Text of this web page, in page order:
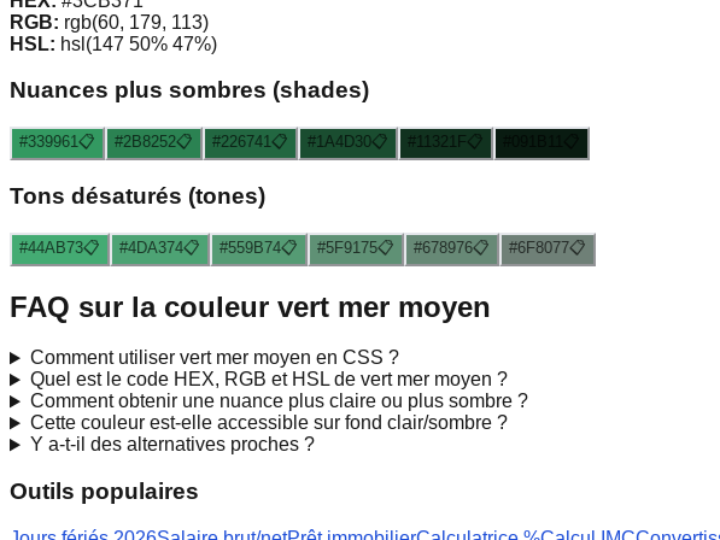
RGB: rgb(60, 179, 113)
HSL: hsl(147 50% 47%)
Nuances plus sombres (shades)
#339961📋 #2B8252📋 #226741📋 #1A4D30📋 #11321F📋
Tons désaturés (tones)
#44AB73📋 #4DA374📋 #559B74📋 #5F9175📋 #678976📋 #6F8077📋
FAQ sur la couleur vert mer moyen
Comment utiliser vert mer moyen en CSS ?
Quel est le code HEX, RGB et HSL de vert mer moyen ?
Comment obtenir une nuance plus claire ou plus sombre ?
Cette couleur est-elle accessible sur fond clair/sombre ?
Y a-t-il des alternatives proches ?
Outils populaires